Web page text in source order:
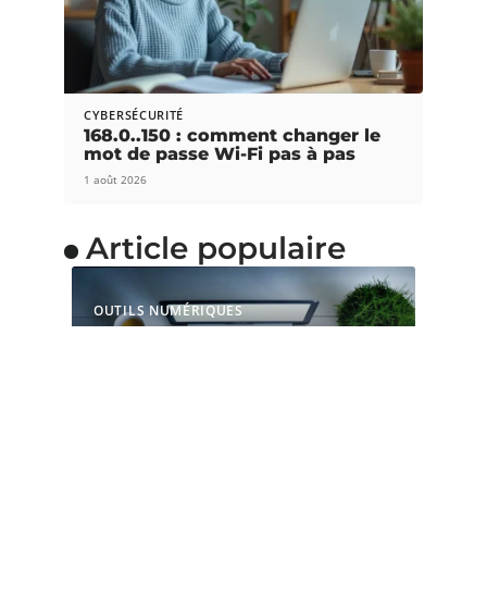
CYBERSÉCURITÉ
168.0..150 : comment changer le
mot de passe Wi-Fi pas à pas
1 août 2026
Article populaire
OUTILS NUMÉRIQUES